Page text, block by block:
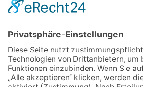
Recke 1189 – 1989
Gemeinde Recke
Beiträge zur Geschichte,
420 Seiten, großer Kartenteil,
N1-1